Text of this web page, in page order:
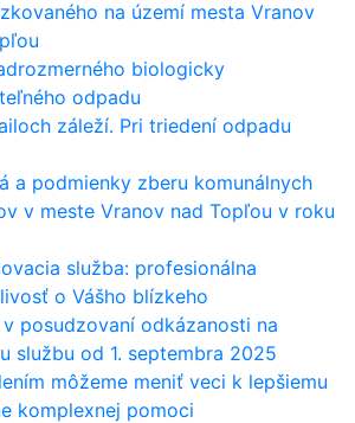
na území mesta Vranov
biologicky
odpadu
záleží. Pri triedení odpadu
a podmienky zberu komunálnych
v meste Vranov nad Topľou v roku
služba: profesionálna
o Vášho blízkeho
v posudzovaní odkázanosti na
službu od 1. septembra 2025
môžeme meniť veci k lepšiemu
komplexnej pomoci